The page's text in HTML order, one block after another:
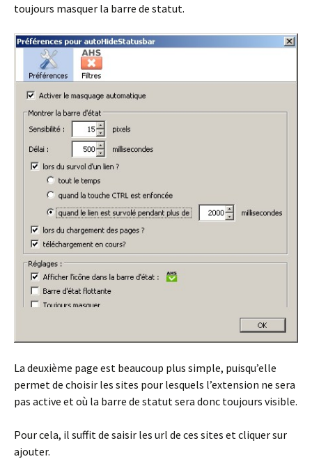
toujours masquer la barre de statut.
La deuxième page est beaucoup plus simple, puisqu’elle
permet de choisir les sites pour lesquels l’extension ne sera
pas active et où la barre de statut sera donc toujours visible.
Pour cela, il suffit de saisir les url de ces sites et cliquer sur
ajouter.